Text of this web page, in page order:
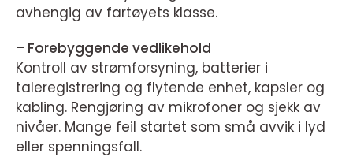
avhengig av fartøyets klasse.
– Forebyggende vedlikehold
Kontroll av strømforsyning, batterier i
taleregistrering og flytende enhet, kapsler og
kabling. Rengjøring av mikrofoner og sjekk av
nivåer. Mange feil startet som små avvik i lyd
eller spenningsfall.